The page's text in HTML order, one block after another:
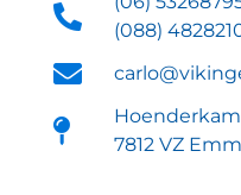
(088)
7812 VZ